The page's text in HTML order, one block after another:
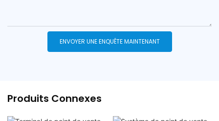
ENVOYER UNE ENQUÊTE MAINTENANT
Produits Connexes